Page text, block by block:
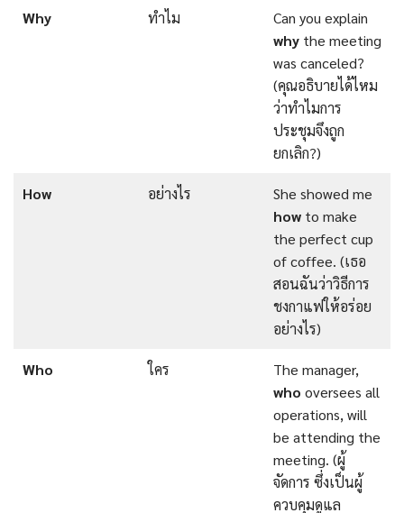
Why ทำไม
Can you explain
why the meeting
was canceled?
(คุณอธิบายได้ไหม
ว่าทำไมการ
ประชุมจึงถูก
ยกเลิก?)
How อย่างไร
She showed me
how to make
the perfect cup
of coffee. (เธอ
สอนฉันว่าวิธีการ
ชงกาแฟให้อร่อย
อย่างไร)
Who ใคร
The manager,
who oversees all
operations, will
be attending the
meeting. (ผู้
จัดการ ซึ่งเป็นผู้
ควบคุมดูแล